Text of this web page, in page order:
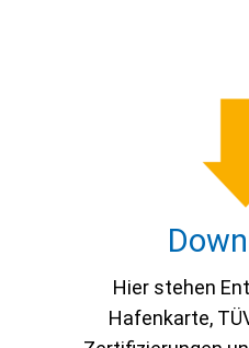
Hier stehen
Hafenkarte,